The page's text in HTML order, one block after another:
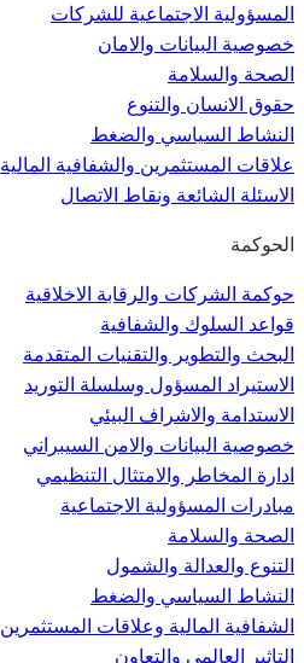
المسؤولية الاجتماعية للشركات
خصوصية البيانات والامان
الصحة والسلامة
حقوق الانسان والتنوع
النشاط السياسي والضغط
علاقات المستثمرين والشفافية المالية
الاسئلة الشائعة ونقاط الاتصال
الحوكمة
حوكمة الشركات والرقابة الاخلاقية
قواعد السلوك والشفافية
البحث والتطوير والتقنيات المتقدمة
الاستيراد المسؤول وسلسلة التوريد
الاستدامة والاشراف البيئي
خصوصية البيانات والامن السيبراني
ادارة المخاطر والامتثال التنظيمي
مبادرات المسؤولية الاجتماعية
الصحة والسلامة
التنوع والعدالة والشمول
النشاط السياسي والضغط
الشفافية المالية وعلاقات المستثمرين
التاثير العالمي والتعاون